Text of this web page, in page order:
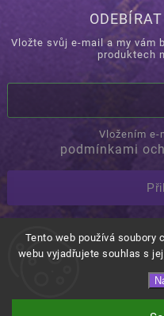
Tento web používá soubory
webu vyjadřujete souhlas s
Vložte svůj e-mail a my vám
produktech
podmínkami
Copyright 2026
Shoptet